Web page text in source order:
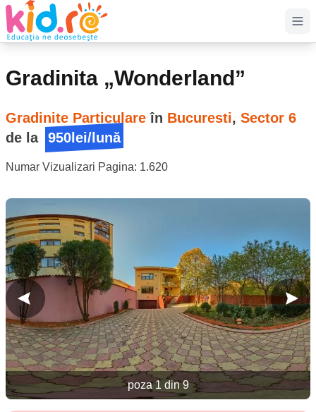
Gradinita „Wonderland”
Gradinite Particulare în Bucuresti, Sector 6
de la 950lei/lună
Numar Vizualizari Pagina: 1.620
poza 1 din 9